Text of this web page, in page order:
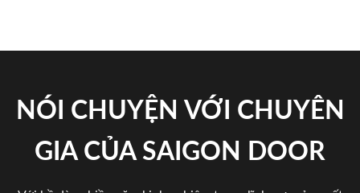
NÓI CHUYỆN VỚI CHUYÊN
GIA CỦA SAIGON DOOR